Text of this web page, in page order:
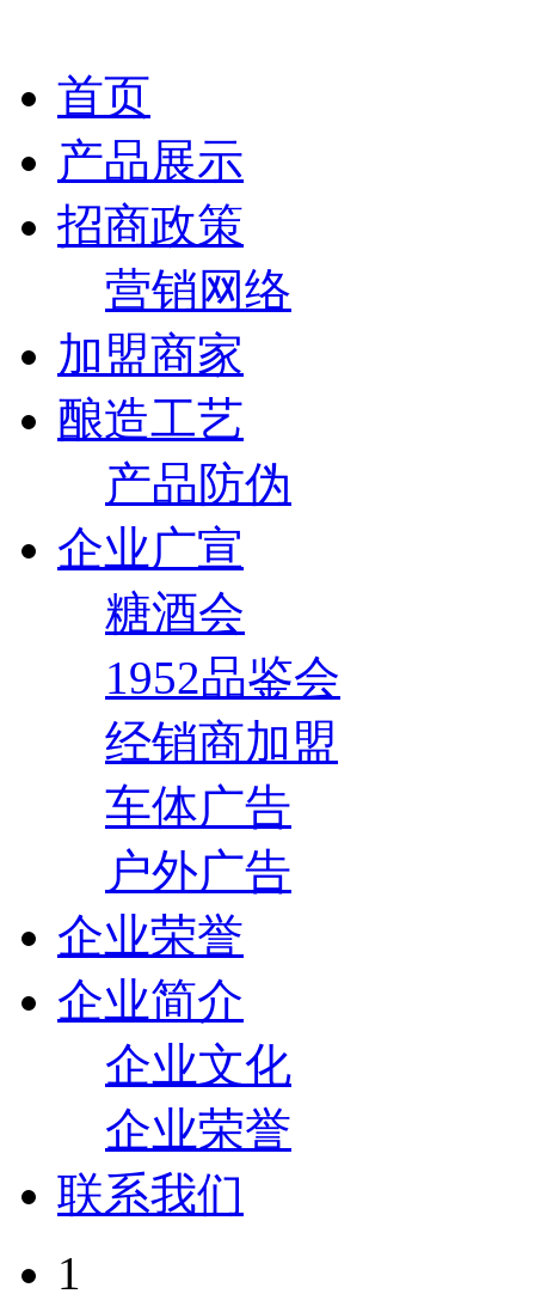
首页
产品展示
招商政策
营销网络
加盟商家
酿造工艺
产品防伪
企业广宣
糖酒会
1952品鉴会
经销商加盟
车体广告
户外广告
企业荣誉
企业简介
企业文化
企业荣誉
联系我们
1